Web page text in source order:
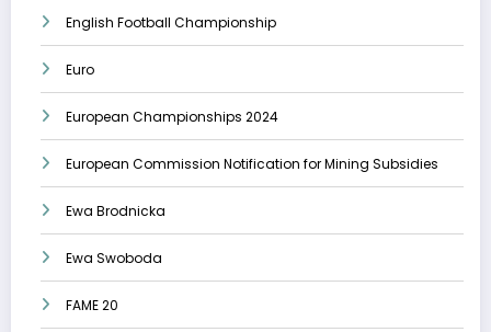
English Football Championship
Euro
European Championships 2024
European Commission Notification for Mining Subsidies
Ewa Brodnicka
Ewa Swoboda
FAME 20